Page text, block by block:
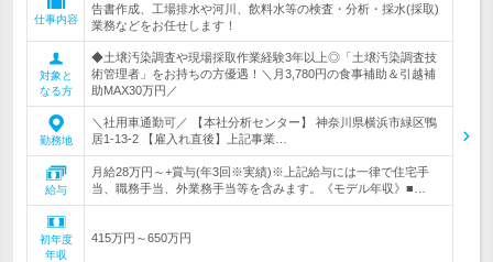
仕事内容
告書作成、工場排水や河川、飲料水等の検査・分析・採水(採取)
業務などをお任せします！
対象と
なる方
◆土壌汚染調査や現場採取作業経験3年以上◎「土壌汚染調査技
術管理者」をお持ちの方優遇！＼月3,780円の食事補助＆引越補
助MAX30万円／
勤務地
＼社用車通勤可／ 【本社分析センター】 神奈川県横浜市緑区鴨
居1-13-2 【雇入れ直後】上記事業…
給与
月給28万円～+賞与(年3回※実績)※上記給与には一律で住宅手
当、職務手当、外業務手当等を含みます。《モデル年収》■…
初年度
年収
415万円～650万円